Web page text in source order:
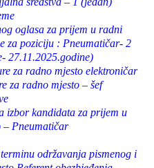
oglasa za prijem u radni
za poziciju : Pneumatičar- 2
27.11.2025.godine)
za radno mjesto elektroničar
za radno mjesto – šef
izbor kandidata za prijem u
– Pneumatičar
održavanja pismenog i